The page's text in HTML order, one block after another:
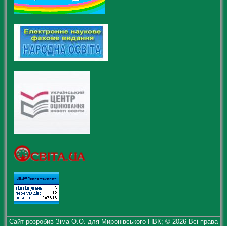
Сайт розробив Зіма О.О. для Миронівського НВК; © 2026 Всі права